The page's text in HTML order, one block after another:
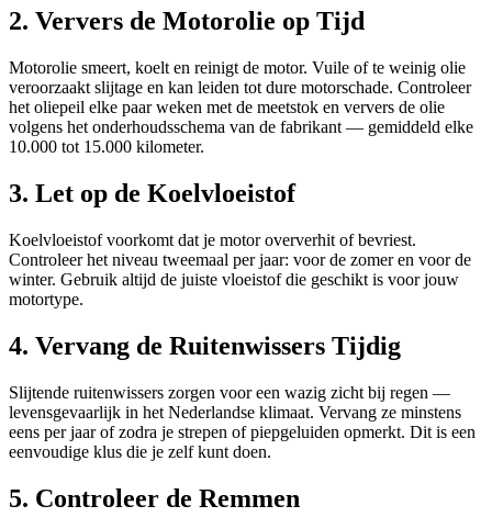
2. Ververs de Motorolie op Tijd
Motorolie smeert, koelt en reinigt de motor. Vuile of te weinig olie
veroorzaakt slijtage en kan leiden tot dure motorschade. Controleer
het oliepeil elke paar weken met de meetstok en ververs de olie
volgens het onderhoudsschema van de fabrikant — gemiddeld elke
10.000 tot 15.000 kilometer.
3. Let op de Koelvloeistof
Koelvloeistof voorkomt dat je motor oververhit of bevriest.
Controleer het niveau tweemaal per jaar: voor de zomer en voor de
winter. Gebruik altijd de juiste vloeistof die geschikt is voor jouw
motortype.
4. Vervang de Ruitenwissers Tijdig
Slijtende ruitenwissers zorgen voor een wazig zicht bij regen —
levensgevaarlijk in het Nederlandse klimaat. Vervang ze minstens
eens per jaar of zodra je strepen of piepgeluiden opmerkt. Dit is een
eenvoudige klus die je zelf kunt doen.
5. Controleer de Remmen